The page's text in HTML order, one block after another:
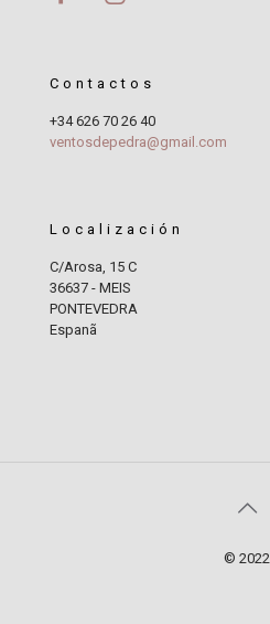
Contactos
+34 626 70 26 40
ventosdepedra@gmail.com
Localización
C/Arosa, 15 C
36637 - MEIS
PONTEVEDRA
Espanã
© 2022